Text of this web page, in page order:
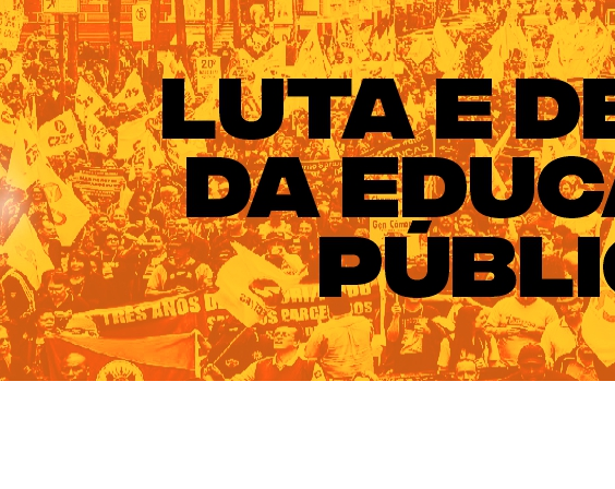
do Rio Grande do Sul